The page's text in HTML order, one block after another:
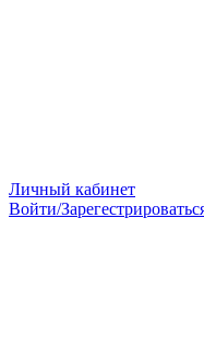
Личный кабинет
Войти/